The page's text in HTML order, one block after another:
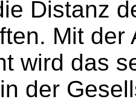
Distanz
Mit der
wird das
der